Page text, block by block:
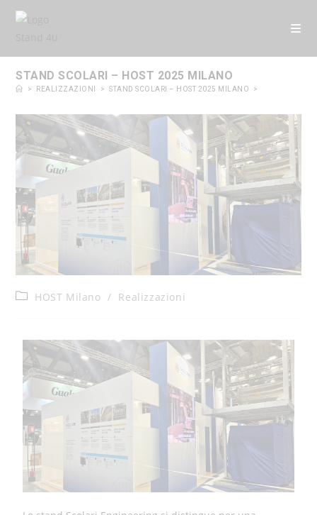
contenuto
STAND SCOLARI – HOST 2025 MILANO
> REALIZZAZIONI > STAND SCOLARI – HOST 2025 MILANO >
HOST Milano / Realizzazioni